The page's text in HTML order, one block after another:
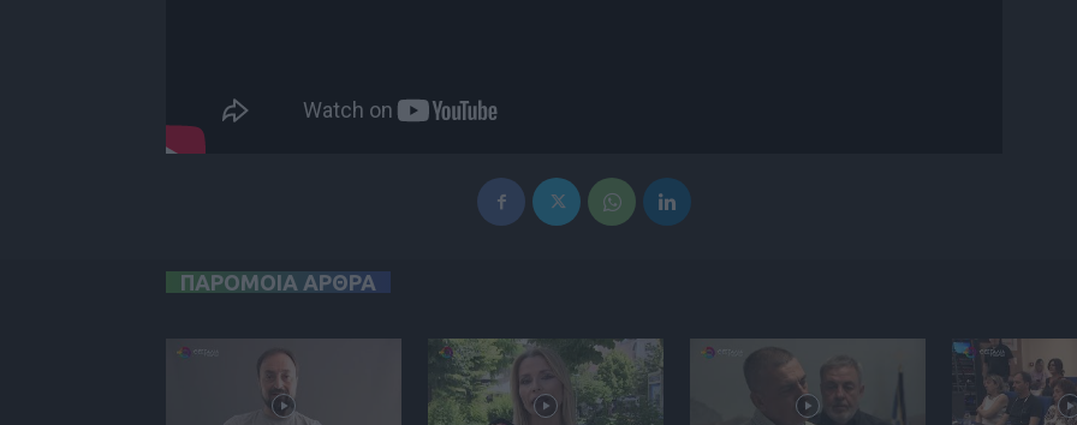
ΠΑΡΟΜΟΙΑ ΑΡΘΡΑ